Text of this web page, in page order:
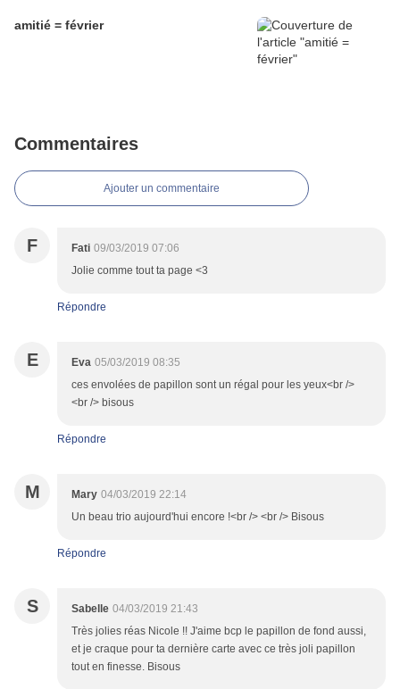
amitié = février
Commentaires
Ajouter un commentaire
F Fati 09/03/2019 07:06
Jolie comme tout ta page <3
Répondre
E Eva 05/03/2019 08:35
ces envolées de papillon sont un régal pour les yeux<br />
<br /> bisous
Répondre
M Mary 04/03/2019 22:14
Un beau trio aujourd'hui encore !<br /> <br /> Bisous
Répondre
S Sabelle 04/03/2019 21:43
Très jolies réas Nicole !! J'aime bcp le papillon de fond aussi,
et je craque pour ta dernière carte avec ce très joli papillon
tout en finesse. Bisous